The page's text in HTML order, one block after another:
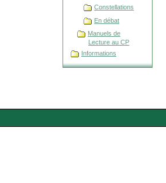
Constellations
En débat
Manuels de
Lecture au CP
Informations